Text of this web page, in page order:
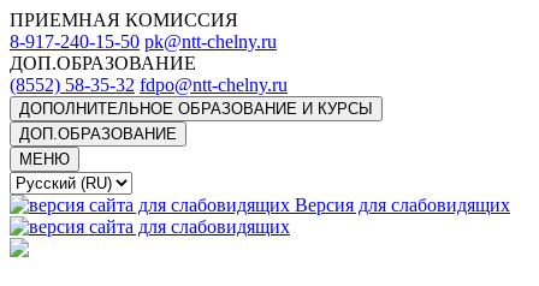
ПРИЕМНАЯ КОМИССИЯ
8-917-240-15-50 pk@ntt-chelny.ru
ДОП.ОБРАЗОВАНИЕ
(8552) 58-35-32 fdpo@ntt-chelny.ru
ДОПОЛНИТЕЛЬНОЕ ОБРАЗОВАНИЕ И КУРСЫ
ДОП.ОБРАЗОВАНИЕ
МЕНЮ
Версия для слабовидящих